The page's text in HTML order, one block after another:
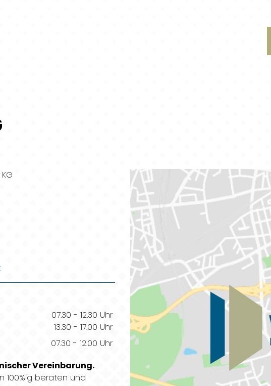
07.30 - 12.30 Uhr
13.30 - 17.00 Uhr
07.30 - 12.00 Uhr
Vereinbarung.
100%ig beraten und